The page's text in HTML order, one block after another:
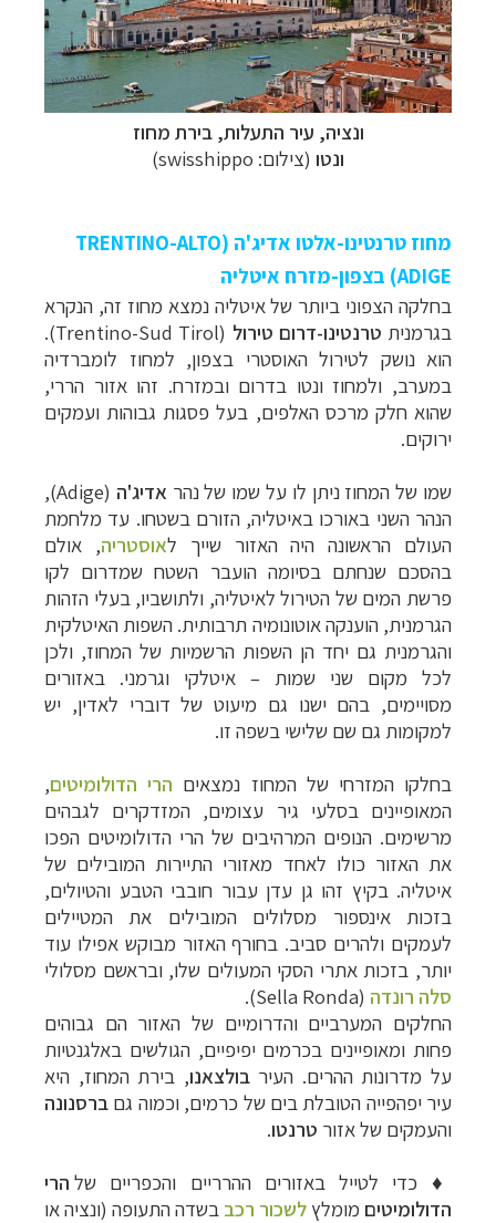
ונציה, עיר התעלות, בירת מחוז
ונטו (צילום: swisshippo
)
מחוז טרנטינו-אלטו אדיג'ה (TRENTINO-ALTO
ADIGE) בצפון-מזרח איטליה
בחלקה הצפוני ביותר של איטליה נמצא מחוז זה, הנקרא
בגרמנית טרנטינו-דרום טירול
(Trentino-Sud Tirol).
הוא נושק לטירול האוסטרי בצפון, למחוז לומברדיה
במערב, ולמחוז ונטו בדרום ובמזרח. זהו אזור הררי,
שהוא חלק מרכס האלפים, בעל פסגות גבוהות ועמקים
ירוקים.
שמו של המחוז ניתן לו על שמו של נהר אדיג'ה
(Adige),
הנהר השני באורכו באיטליה, הזורם בשטחו. עד מלחמת
העולם הראשונה היה האזור שייך לאוסטריה, אולם
בהסכם שנחתם בסיומה הועבר השטח שמדרום לקו
פרשת המים של הטירול לאיטליה, ולתושביו, בעלי הזהות
הגרמנית, הוענקה אוטונומיה תרבותית. השפות האיטלקית
והגרמנית גם יחד הן השפות הרשמיות של המחוז, ולכן
לכל מקום שני שמות – איטלקי וגרמני. באזורים
מסויימים, בהם ישנו גם מיעוט של דוברי לאדין, יש
למקומות גם שם שלישי בשפה זו.
בחלקו המזרחי של המחוז נמצאים הרי הדולומיטים,
המאופיינים בסלעי גיר עצומים, המזדקרים לגבהים
מרשימים. הנופים המרהיבים של הרי הדולומיטים הפכו
את האזור כולו לאחד מאזורי התיירות המובילים של
איטליה. בקיץ זהו גן עדן עבור חובבי הטבע והטיולים,
בזכות אינספור מסלולים המובילים את המטיילים
לעמקים ולהרים סביב. בחורף האזור מבוקש אפילו עוד
יותר, בזכות אתרי הסקי המעולים שלו, ובראשם מסלולי
סלה רונדה (Sella Ronda).
החלקים המערביים והדרומיים של האזור הם גבוהים
פחות ומאופיינים בכרמים יפיפיים, הגולשים באלגנטיות
על מדרונות ההרים. העירבולצאנו, בירת המחוז, היא
עיר יפהפייה הטובלת בים של כרמים, וכמוה גם ברסנונה
והעמקים של אזור טרנטו.
♦ כדי לטייל באזורים ההרריים והכפריים של הרי
הדולומיטים מומלץ לשכור רכב בשדה התעופה (ונציה או